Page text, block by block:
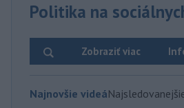
Politika na
Zobraziť viac
Najnovšie videá